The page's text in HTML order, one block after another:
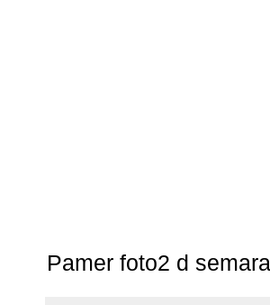
Pamer foto2 d